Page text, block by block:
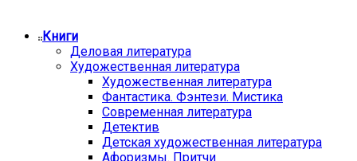
Книги
Деловая литература
Художественная литература
Художественная литература
Фантастика. Фэнтези. Мистика
Современная литература
Детектив
Детская художественная литература
Афоризмы. Притчи